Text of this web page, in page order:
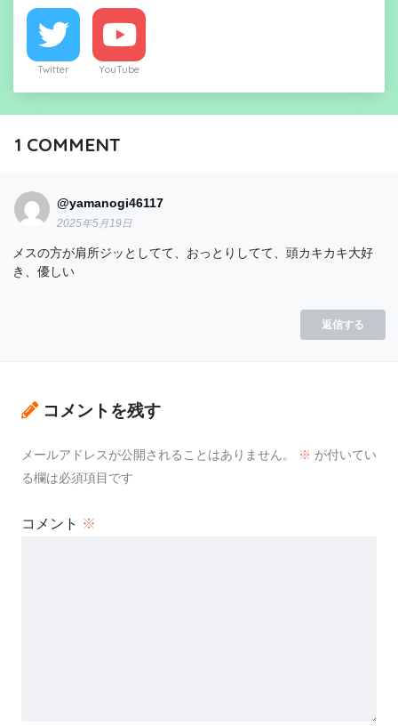
Twitter YouTube
1 COMMENT
@yamanogi46117
2025年5月19日
メスの方が肩所ジッとしてて、おっとりしてて、頭カキカキ大好
き、優しい
返信する
コメントを残す
メールアドレスが公開されることはありません。 ※ が付いてい
る欄は必須項目です
コメント ※